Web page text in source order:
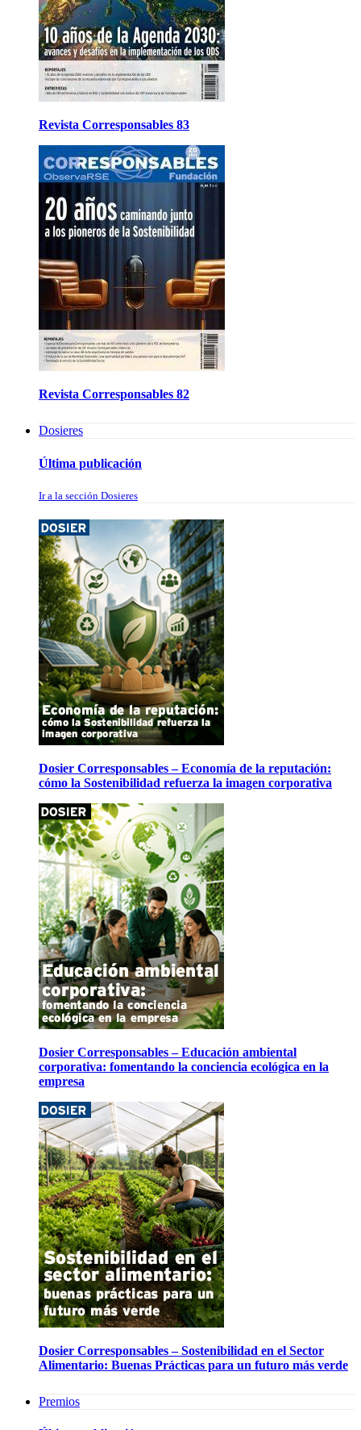
Revista Corresponsables 83
Revista Corresponsables 82
Dosieres
Última publicación
Ir a la sección Dosieres
Dosier Corresponsables – Economía de la reputación:
cómo la Sostenibilidad refuerza la imagen corporativa
Dosier Corresponsables – Educación ambiental
corporativa: fomentando la conciencia ecológica en la
empresa
Dosier Corresponsables – Sostenibilidad en el Sector
Alimentario: Buenas Prácticas para un futuro más verde
Premios